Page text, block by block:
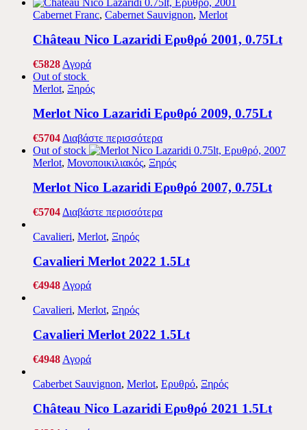
Cabernet Franc, Cabernet Sauvignon, Merlot
Château Nico Lazaridi Ερυθρό 2001, 0.75Lt
€5828 Αγορά
Out of stock
Merlot, Ξηρός
Merlot Nico Lazaridi Ερυθρό 2009, 0.75Lt
€5704 Διαβάστε περισσότερα
Out of stock
Merlot, Μονοποικιλιακός, Ξηρός
Merlot Nico Lazaridi Ερυθρό 2007, 0.75Lt
€5704 Διαβάστε περισσότερα
Cavalieri, Merlot, Ξηρός
Cavalieri Merlot 2022 1.5Lt
€4948Αγορά
Cavalieri, Merlot, Ξηρός
Cavalieri Merlot 2022 1.5Lt
€4948 Αγορά
Caberbet Sauvignon, Merlot, Ερυθρό, Ξηρός
Château Nico Lazaridi Ερυθρό 2021 1.5Lt